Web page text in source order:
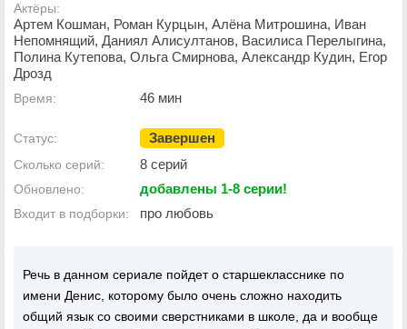
Актёры:
Артем Кошман, Роман Курцын, Алёна Митрошина, Иван
Непомнящий, Даниял Алисултанов, Василиса Перелыгина,
Полина Кутепова, Ольга Смирнова, Александр Кудин, Егор
Дрозд
Время: 46 мин
Статус: Завершен
Сколько серий: 8 серий
Обновлено: добавлены 1-8 серии!
Входит в подборки: про любовь
Речь в данном сериале пойдет о старшекласснике по
имени Денис, которому было очень сложно находить
общий язык со своими сверстниками в школе, да и вообще